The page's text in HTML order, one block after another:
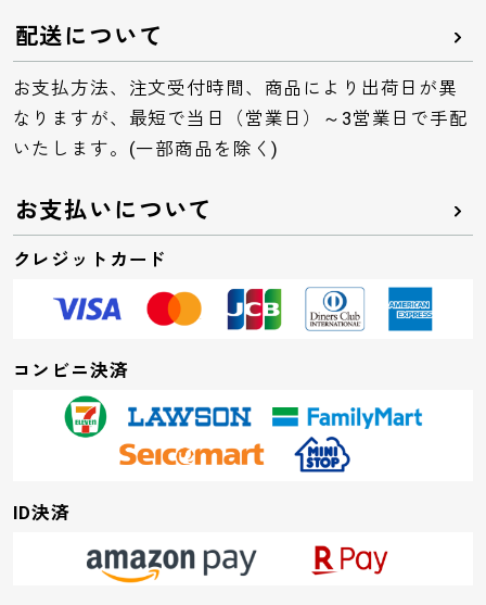
配送について
お支払方法、注文受付時間、商品により出荷日が異
なりますが、最短で当日（営業日）～3営業日で手配
いたします。(一部商品を除く)
お支払いについて
クレジットカード
コンビニ決済
ID決済